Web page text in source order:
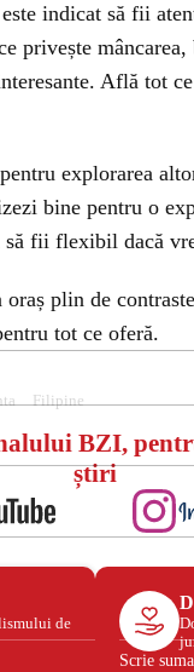
indicat să fii
privește
Află tot
explorarea
bine pentru o
fii flexibil dacă
plin de
tot ce oferă.
Filipine
BZI,
știri
de
Scrie